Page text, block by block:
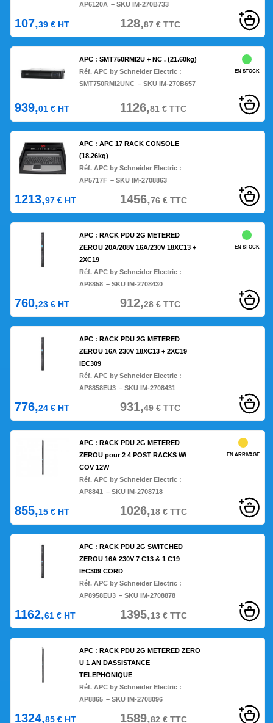
AP6120A – SKU IM-270B733
107,39 € HT 128,87 €TTC
APC : SMT750RMI2U + NC . (21.60kg)
Réf. APC by Schneider Electric :
SMT750RMI2UNC – SKU IM-270B657
EN STOCK
939,01 € HT 1126,81 €TTC
APC : APC 17 RACK CONSOLE
(18.26kg)
Réf. APC by Schneider Electric :
AP5717F – SKU IM-2708863
1213,97 € HT 1456,76€TTC
APC : RACK PDU 2G METERED
ZEROU 20A/208V 16A/230V 18XC13 +
2XC19
Réf. APC by Schneider Electric :
AP8858 – SKU IM-2708430
EN STOCK
760,23 € HT 912,28€TTC
APC : RACK PDU 2G METERED
ZEROU 16A 230V 18XC13 + 2XC19
IEC309
Réf. APC by Schneider Electric :
AP8858EU3 – SKU IM-2708431
776,24 € HT 931,49€TTC
APC : RACK PDU 2G METERED
ZEROU pour 2 4 POST RACKS W/
COV 12W
Réf. APC by Schneider Electric :
AP8841 – SKU IM-2708718
EN ARRIVAGE
855,15 € HT 1026,18€TTC
APC : RACK PDU 2G SWITCHED
ZEROU 16A 230V 7 C13 & 1 C19
IEC309 CORD
Réf. APC by Schneider Electric :
AP8958EU3 – SKU IM-2708878
1162,61 € HT 1395,13€TTC
APC : RACK PDU 2G METERED ZERO
U 1 AN DASSISTANCE
TELEPHONIQUE
Réf. APC by Schneider Electric :
AP8865 – SKU IM-2708096
1324,85 € HT 1589,82 €TTC